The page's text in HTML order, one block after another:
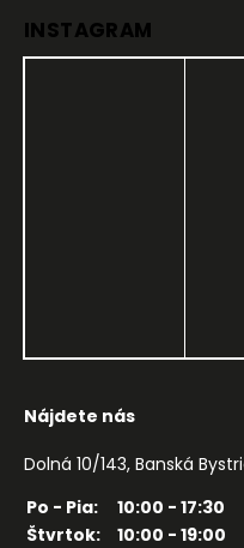
INSTAGRAM
Nájdete nás
Dolná 10/143, Banská
Po - Pia:
10:00 - 17:30
Štvrtok:
10:00 - 19:00